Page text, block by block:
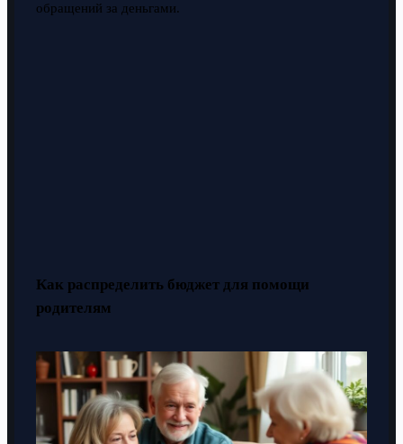
обращений за деньгами.
Как распределить бюджет для помощи
родителям